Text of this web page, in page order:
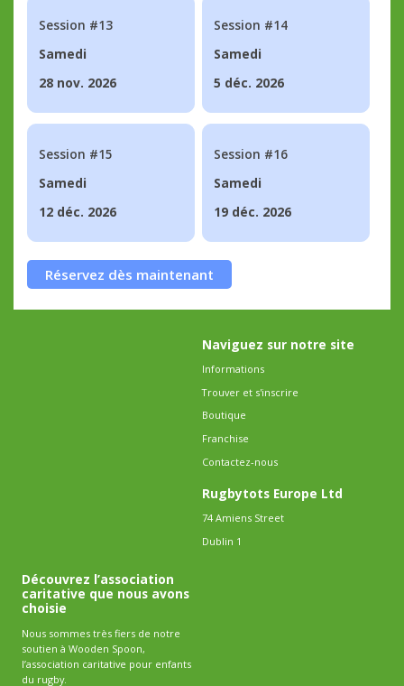
Session #13
Samedi
28 nov. 2026
Session #14
Samedi
5 déc. 2026
Session #15
Samedi
12 déc. 2026
Session #16
Samedi
19 déc. 2026
Réservez dès maintenant
Naviguez sur notre site
Informations
Trouver et s'inscrire
Boutique
Franchise
Contactez-nous
Rugbytots Europe Ltd
74 Amiens Street
Dublin 1
Découvrez l’association
caritative que nous avons
choisie
Nous sommes très fiers de notre
soutien à Wooden Spoon,
l’association caritative pour enfants
du rugby.